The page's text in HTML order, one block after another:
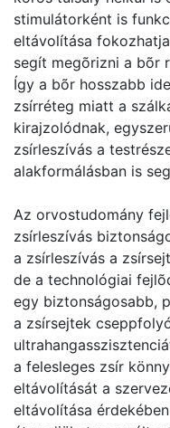
stimulátorként is
eltávolítása
segít megõrizni a bõr
Így a bõr hosszabb
zsírréteg miatt a
kirajzolódnak,
zsírleszívás a
alakformálásban is
Az orvostudomány
zsírleszívás
a zsírleszívás a
de a technológiai
egy biztonságosabb,
a zsírsejtek
a felesleges zsír
eltávolítását a
eltávolítása